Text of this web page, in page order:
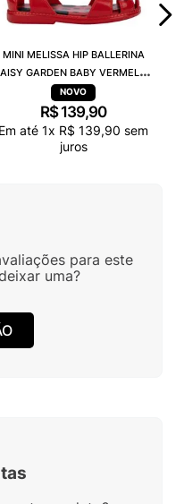
MINI MELISSA HIP BALLERINA
GARDEN BABY VERMELHO
PRETO 38115
R$ 139,90
Em até 1x R$ 139,90 sem
juros
para este
uma?